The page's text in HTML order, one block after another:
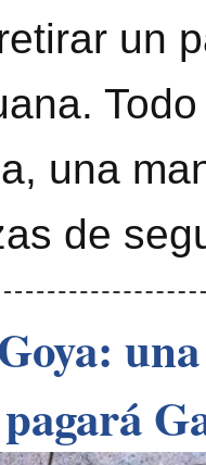
un
una
de